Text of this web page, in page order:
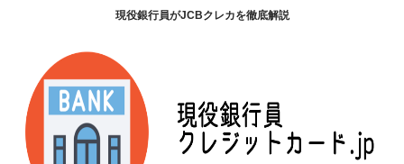
現役銀行員がJCBクレカを徹底解説